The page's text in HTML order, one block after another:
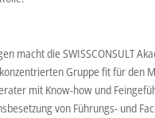
macht die SWISSCONSULT
Gruppe fit für den
mit Know-how und
von Führungs- und